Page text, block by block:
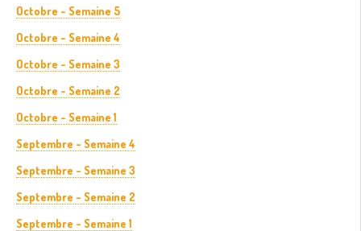
Octobre - Semaine 5
Octobre - Semaine 4
Octobre - Semaine 3
Octobre - Semaine 2
Octobre - Semaine 1
Septembre - Semaine 4
Septembre - Semaine 3
Septembre - Semaine 2
Septembre - Semaine 1